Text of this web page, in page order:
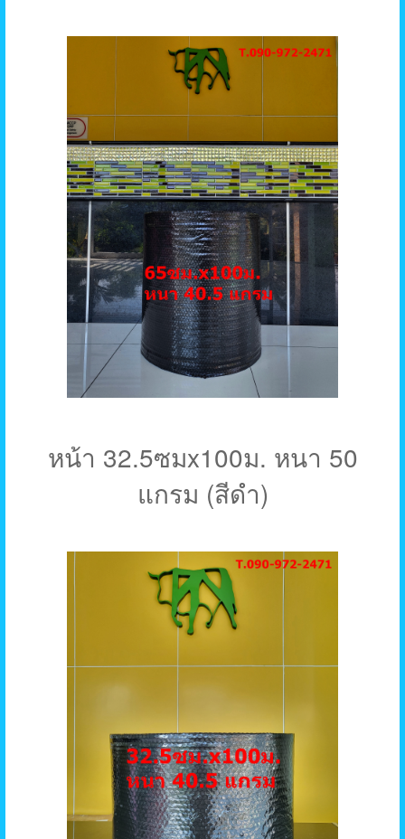
หน้า 32.5ซมx100ม. หนา 50
แกรม (สีดำ)